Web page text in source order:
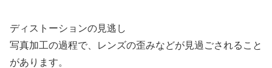
ディストーションの見逃し
写真加工の過程で、レンズの歪みなどが見過ごされること
があります。